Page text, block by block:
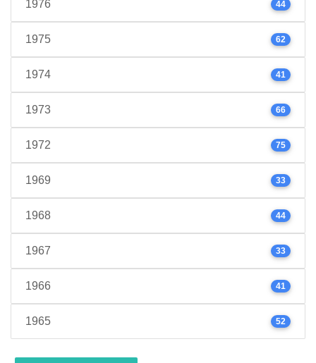
1976 44
1975 62
1974 41
1973 66
1972 75
1969 33
1968 44
1967 33
1966 41
1965 52